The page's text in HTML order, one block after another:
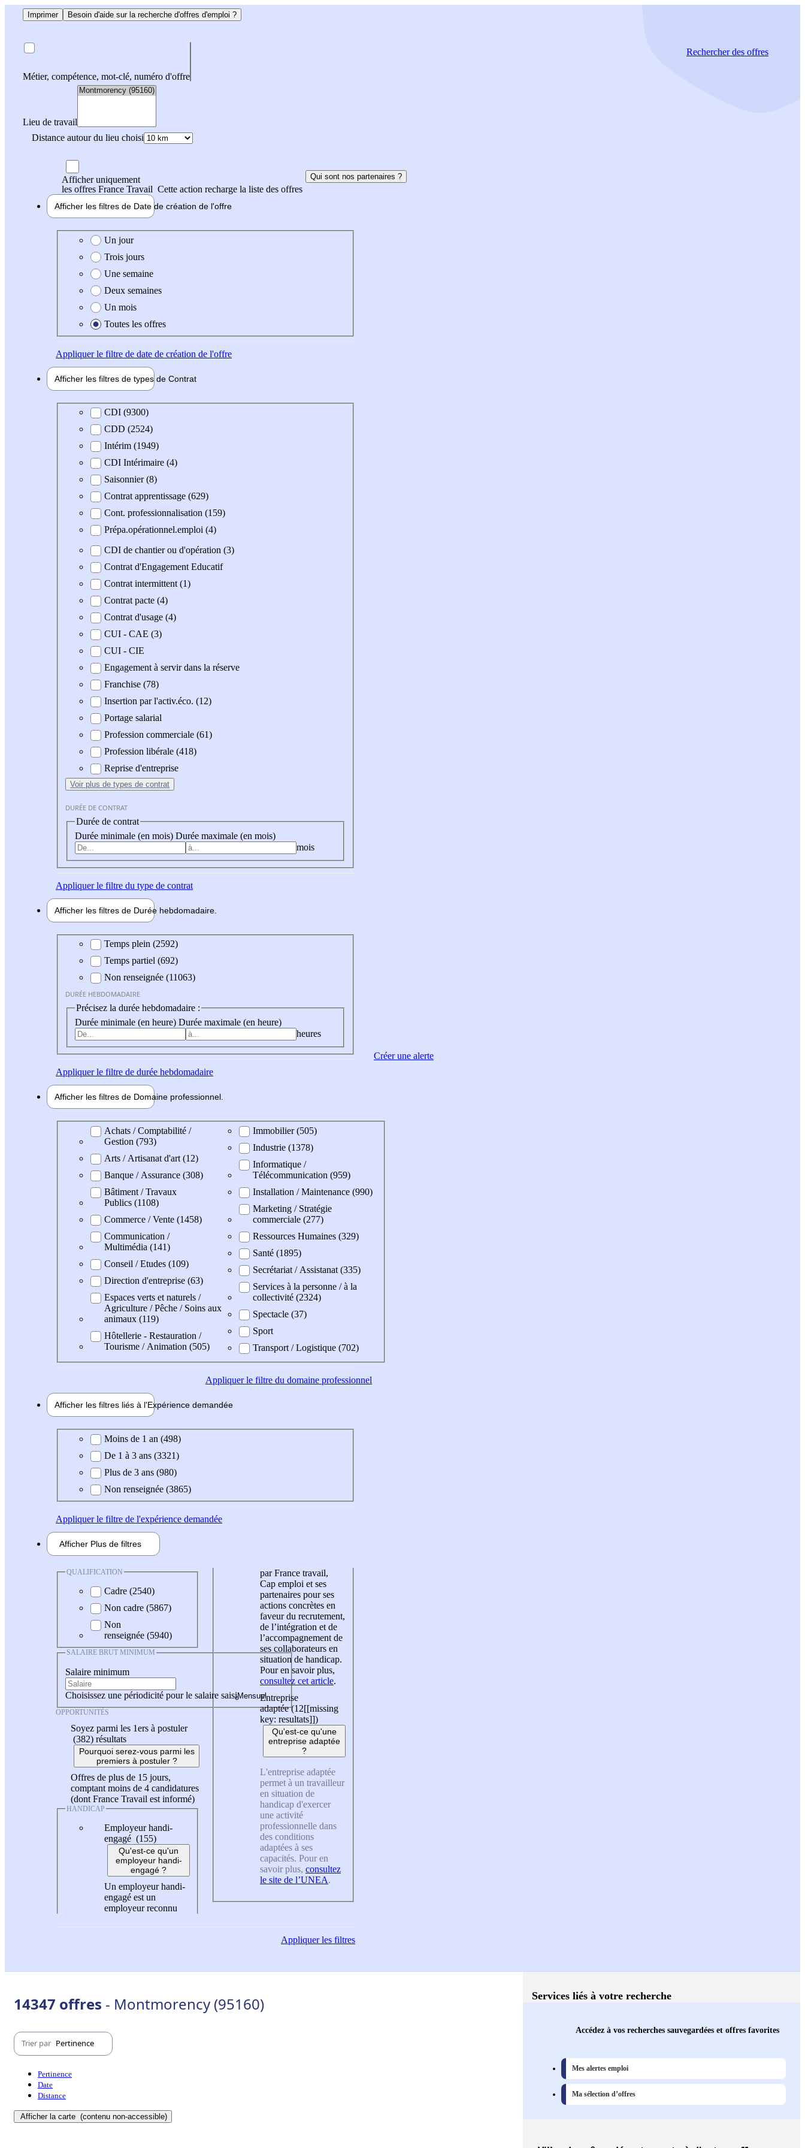
Imprimer Besoin d'aide sur la recherche d'offres d'emploi ?
Métier, compétence, mot-clé, numéro d'offre
Lieu de travail
Distance autour du lieu choisi
Rechercherdes offres
Afficher uniquement
les offres France Travail Cette action recharge la liste des offres
Qui sont nos partenaires ?
Afficher les filtres de Date de création de l'offre
Date de création de l'offre
Un jour
Trois jours
Une semaine
Deux semaines
Un mois
Toutes les offres
Appliquerle filtre de date de création de l'offre
Afficher les filtres de types de Contrat
Type de contratCDI (9300)
CDD (2524)
Intérim (1949)
CDI Intérimaire (4)
Saisonnier (8)
Contrat apprentissage (629)
Cont. professionnalisation (159)
Prépa.opérationnel.emploi (4)
CDI de chantier ou d'opération (3)
Contrat d'Engagement Educatif
Contrat intermittent (1)
Contrat pacte (4)
Contrat d'usage (4)
CUI - CAE (3)
CUI - CIE
Engagement à servir dans la réserve
Franchise (78)
Insertion par l'activ.éco. (12)
Portage salarial
Profession commerciale (61)
Profession libérale (418)
Reprise d'entreprise
Voir plus de types de contrat
DURÉE DE CONTRAT
Durée de contrat
Durée minimale (en mois) Durée maximale (en mois)
mois
Appliquerle filtre du type de contrat
Afficher les filtres de Durée hebdomadaire
Durée hebdomadaire
Temps plein (2592)
Temps partiel (692)
Non renseignée (11063)
DURÉE HEBDOMADAIRE
Précisez la durée hebdomadaire :
Durée minimale (en heure) Durée maximale (en heure)
heures
Appliquerle filtre de durée hebdomadaire
Afficher les filtres de Domaine professionnel
Domaine professionel
Achats / Comptabilité /
Gestion (793)
Arts / Artisanat d'art (12)
Banque / Assurance (308)
Bâtiment / Travaux
Publics (1108)
Commerce / Vente (1458)
Communication /
Multimédia (141)
Conseil / Etudes (109)
Direction d'entreprise (63)
Espaces verts et naturels /
Agriculture / Pêche / Soins aux
animaux (119)
Hôtellerie - Restauration /
Tourisme / Animation (505)
Immobilier (505)
Industrie (1378)
Informatique /
Télécommunication (959)
Installation / Maintenance (990)
Marketing / Stratégie
commerciale (277)
Ressources Humaines (329)
Santé (1895)
Secrétariat / Assistanat (335)
Services à la personne / à la
collectivité (2324)
Spectacle (37)
Sport
Transport / Logistique (702)
Appliquerle filtre du domaine professionnel
Afficher les filtres liés à l'Expérience demandée
Expérience demandée
Moins de 1 an (498)
De 1 à 3 ans (3321)
Plus de 3 ans (980)
Non renseignée (3865)
Appliquerle filtre de l'expérience demandée
Afficher Plus de filtres
QUALIFICATION
Cadre (2540)
Non cadre (5867)
Non
renseignée (5940)
SALAIRE BRUT MINIMUM
Salaire minimum
Choisissez une périodicité pour le salaire saisi
OPPORTUNITÉS
Soyez parmi les 1ers à postuler
(382) résultats
Pourquoi serez-vous parmi les
premiers à postuler ?
Offres de plus de 15 jours,
comptant moins de 4 candidatures
(dont France Travail est informé)
HANDICAP
Employeur handi-
engagé (155)
Qu'est-ce qu'un
employeur handi-
engagé ?
Un employeur handi-
engagé est un
employeur reconnu
par France travail,
Cap emploi et ses
partenaires pour ses
actions concrètes en
faveur du recrutement,
de l’intégration et de
l’accompagnement de
ses collaborateurs en
situation de handicap.
Pour en savoir plus,
consultez cet article.
Entreprise
adaptée (12[[missing
key: resultats]])
Qu'est-ce qu'une
entreprise adaptée
?
L'entreprise adaptée
permet à un travailleur
en situation de
handicap d'exercer
une activité
professionnelle dans
des conditions
adaptées à ses
capacités. Pour en
savoir plus, consultez
le site de l’UNEA.
Appliquerles filtres
Créer une alerte
14347 offres - Montmorency (95160)
Trier par Pertinence
Pertinence
Date
Distance
Afficher la carte (contenu non-accessible)
Services liés à votre recherche
Accédez à vos recherches sauvegardées et offres favorites
Mes alertes emploi
Ma sélection d’offres